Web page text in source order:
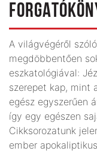
A világvégéről
megdöbbentően
eszkatológiával:
szerepet kap, mint
egész egyszerűen
így egy egészen
Cikksorozatunk
ember